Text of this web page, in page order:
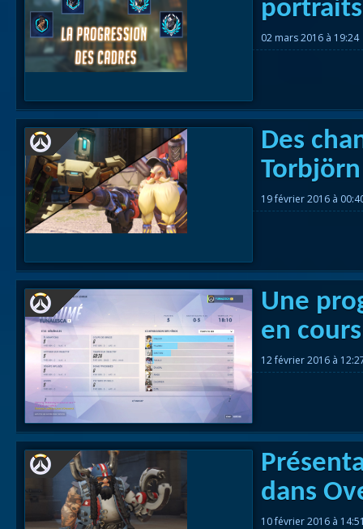
02 mars 2016 à 19:24
Des
19 février 2016 à
Une
en
12 février 2016 à
dans
10 février 2016 à